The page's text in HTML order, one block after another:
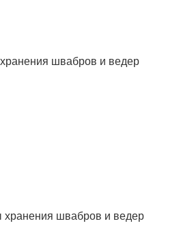
швабров и ведер
швабров и ведер